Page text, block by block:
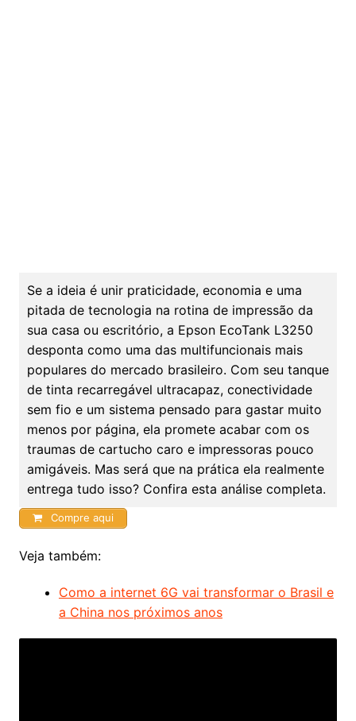
Se a ideia é unir praticidade, economia e uma
pitada de tecnologia na rotina de impressão da
sua casa ou escritório, a Epson EcoTank L3250
desponta como uma das multifuncionais mais
populares do mercado brasileiro. Com seu tanque
de tinta recarregável ultracapaz, conectividade
sem fio e um sistema pensado para gastar muito
menos por página, ela promete acabar com os
traumas de cartucho caro e impressoras pouco
amigáveis. Mas será que na prática ela realmente
entrega tudo isso? Confira esta análise completa.
Compre aqui
Veja também:
Como a internet 6G vai transformar o Brasil e
a China nos próximos anos